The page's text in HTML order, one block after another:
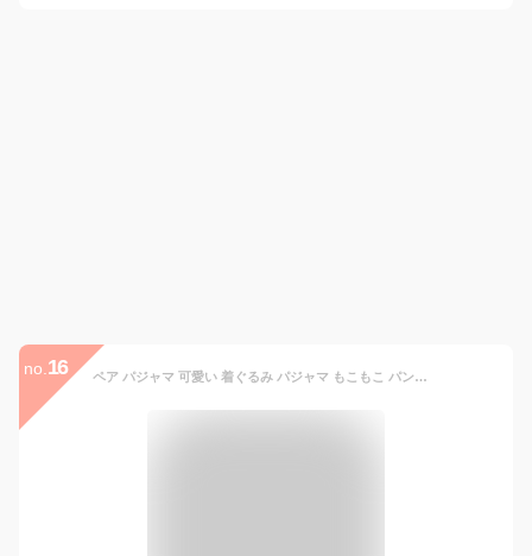
no. 16 ペア パジャマ 可愛い 着ぐるみ パジャマ もこもこ パンダ パジャマ 冬用 メンズ レディース カップル ルームウェア 着る毛布 動物 長袖 上下セット 前開き カップル ペアパジャマ 春秋 フード付き ペア 結婚祝い プレゼント ペアパジャマ カップル お揃い 部屋着